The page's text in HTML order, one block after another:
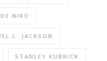
NIRO
L. JACKSON
STANLEY KUBRICK